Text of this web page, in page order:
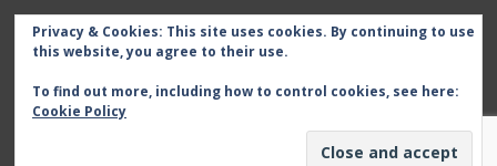
Privacy & Cookies: This site uses cookies. By continuing to use
this website, you agree to their use.
To find out more, including how to control cookies, see here:
Cookie Policy